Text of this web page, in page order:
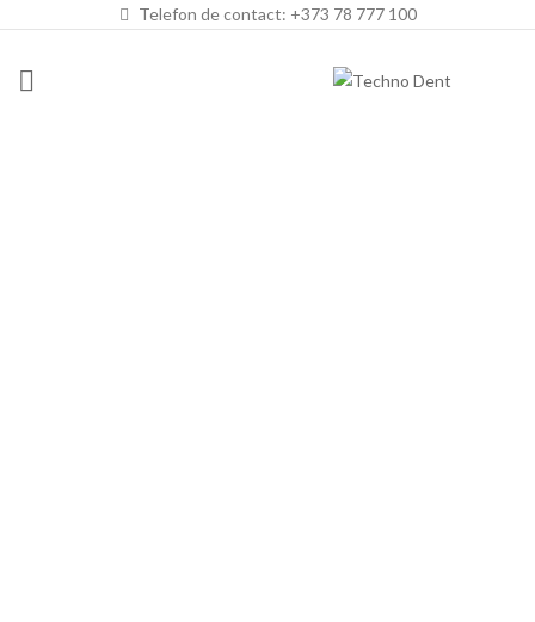
Telefon de contact: +373 78 777 100